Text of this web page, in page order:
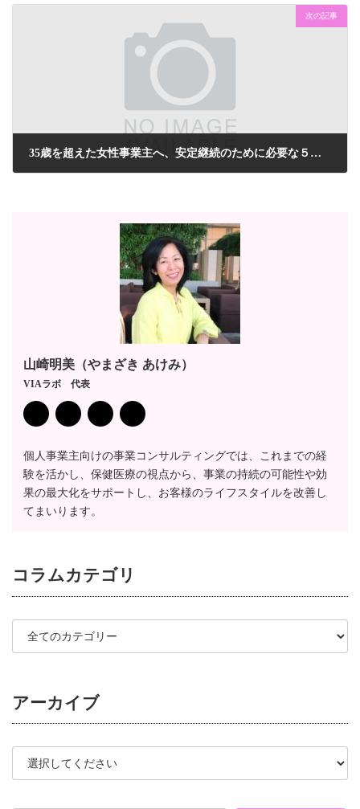
次の記事
35歳を超えた女性事業主へ、安定継続のために必要な５つとは
山崎明美（やまざき あけみ）
VIAラボ 代表
個人事業主向けの事業コンサルティングでは、これまでの経
験を活かし、保健医療の視点から、事業の持続の可能性や効
果の最大化をサポートし、お客様のライフスタイルを改善し
てまいります。
コラムカテゴリ
アーカイブ